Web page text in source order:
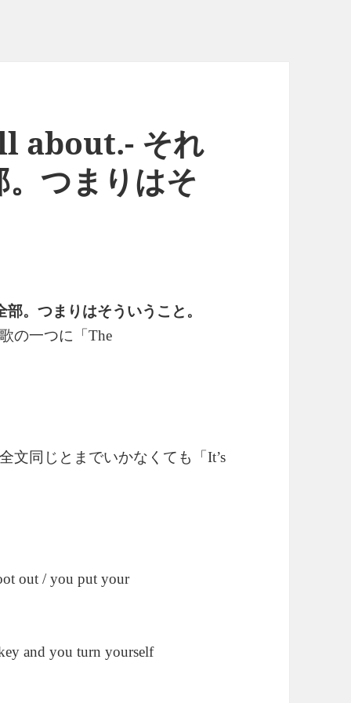
about.- それ
つまりはそ
。つまりはそういうこと。
の一つに「The
文同じとまでいかなくても「It’s
out / you put your
and you turn yourself